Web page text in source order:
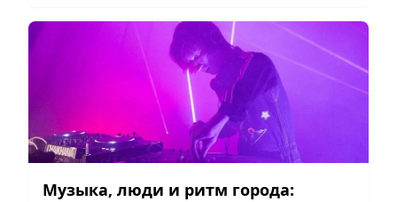
Музыка, люди и ритм города: